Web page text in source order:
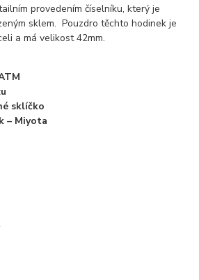
provedením číselníku, který je
sklem. Pouzdro těchto hodinek je
a má velikost 42mm.
sklíčko
– Miyota